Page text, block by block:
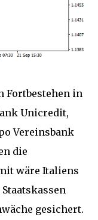
Fortbestehen in
Unicredit,
Vereinsbank
die
wäre Italiens
gesichert.